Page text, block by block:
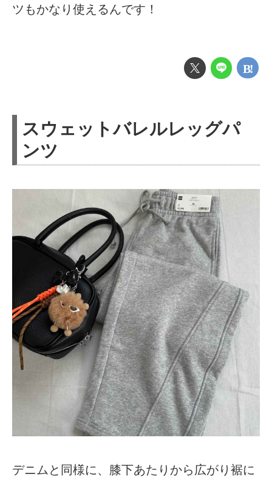
ツもかなり使えるんです！
スウェットバレルレッグパ
ンツ
デニムと同様に、膝下あたりから広がり裾に